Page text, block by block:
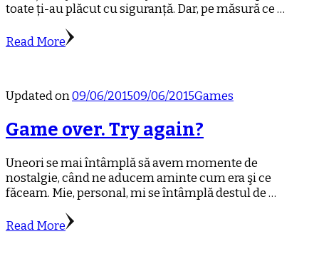
toate ți-au plăcut cu siguranță. Dar, pe măsură ce …
Read More
Updated on09/06/201509/06/2015Games
Game over. Try again?
Uneori se mai întâmplă să avem momente de
nostalgie, când ne aducem aminte cum era şi ce
făceam. Mie, personal, mi se întâmplă destul de …
Read More